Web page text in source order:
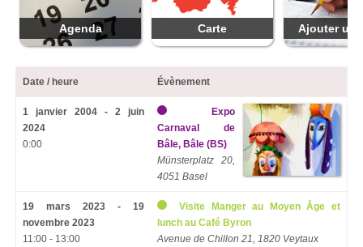
Agenda Carte Ajouter
Date / heure Évènement
1 janvier 2004 - 2 juin
2024
0:00
Expo
Carnaval de
Bâle, Bâle (BS)
Münsterplatz 20,
4051 Basel
19 mars 2023 - 19
novembre 2023
11:00 - 13:00
Visite Manger au Moyen Âge et
lunch au Café Byron
Avenue de Chillon 21, 1820 Veytaux